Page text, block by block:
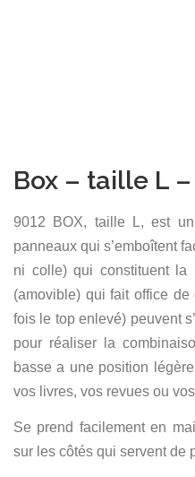
Box – taille L –
9012 BOX, taille L, est
panneaux qui s’emboîtent
ni colle) qui constituent la
(amovible) qui fait office
fois le top enlevé) peuvent
pour réaliser la
basse a une position
vos livres, vos revues ou
Se prend facilement en
sur les côtés qui servent de